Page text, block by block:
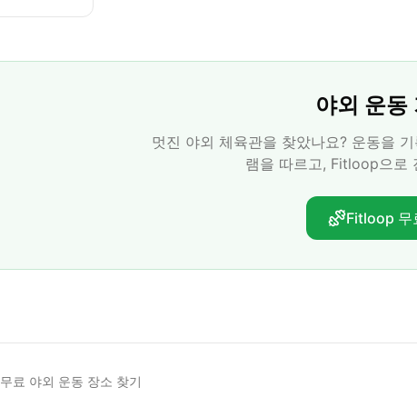
야외 운동
멋진 야외 체육관을 찾았나요? 운동을
램을 따르고, Fitloop으로
Fitloop 무
무료 야외 운동 장소 찾기